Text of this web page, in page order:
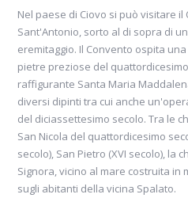
Nel paese di Ciovo si può visitare il
Sant'Antonio, sorto al di sopra di
eremitaggio. Il Convento ospita
pietre preziose del
raffigurante Santa Maria
diversi dipinti tra cui anche
del diciassettesimo secolo. Tra le
San Nicola del quattordicesimo
secolo), San Pietro (XVI secolo), la
Signora, vicino al mare costruita
sugli abitanti della vicina Spalato.